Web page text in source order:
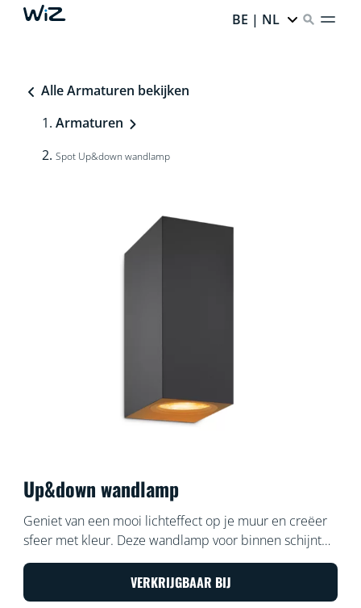
BE | NL
Alle Armaturen bekijken
Armaturen
Spot Up&down wandlamp
Up&down wandlamp
Geniet van een mooi lichteffect op je muur en creëer
sfeer met kleur. Deze wandlamp voor binnen schijnt
licht naar boven en naar beneden en dat geeft
interessante licht-, schaduw- en kleurpatronen,
waardoor je ruimte meteen karakter krijgt.
VERKRIJGBAAR BIJ